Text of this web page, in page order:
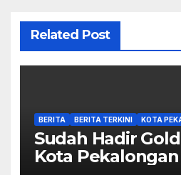
Related Post
BERITA BERITA TERKINI KOTA
Sudah Hadir Gold
Kota Pekalongan